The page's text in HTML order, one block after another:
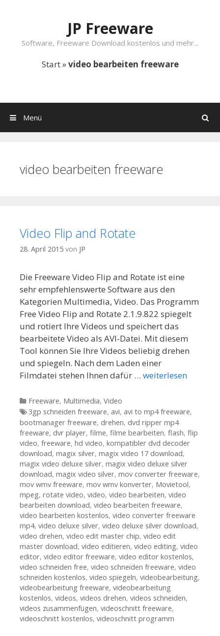
JP Freeware
Software, Freeware Download kostenlos und mehr...
Start»video bearbeiten freeware
Suchen
Menü
video bearbeiten freeware
Video Flip and Rotate
28. April 2015 von JP
Die Freeware Video Flip and Rotate ist eine
sehr empfehlenswerte Software aus den
Kategorien Multimedia, Video. Das Programm
Free Video Flip and Rotate 2.1.9.822 spiegelt
und rotiert Ihre Videos und speichert das
bearbeitete Video als AVI-Datei. Mit diesem
Tool können Sie Ihre Videos beliebig drehen
und spiegeln. Nach dem Laden einer
Filmdatei stehen Ihnen dafür … weiterlesen
Kategorien
Freeware, Multimedia, Video
Tags
3gp schneiden freeware, avi, avi to mp4 freeware,
bootmanager freeware, drehen, dvd ripper mp4
freeware, dvr player, filme, filme bearbeiten, flash, flip
video, freeware, hd video, kompatibler dvd decoder
download, magix silver, magix video 17 download,
magix video deluxe silver, magix video deluxe silver
download, magix video silver, mov converter freeware,
mov wmv freeware, mov wmv konverter, Movietool,
mpeg, rotate video, video, video bearbeiten, video
bearbeiten download, video bearbeiten freeware,
video bearbeiten kostenlos, video converter freeware
mp4, video deluxe silver, video deluxe silver download,
video drehen, video edit master chip, video edit
master download, video editieren, video editing, video
editor, video editor freeware, video editor kostenlos,
video schneiden free, video schneiden freeware, video
schneiden kostenlos, video spiegeln, videobearbeitung,
videobearbeitung freeware, videobearbeitung
kostenlos, videos, videos drehen, videos schneiden,
videos zusammenfügen, videoschnitt freeware,
videoschnitt kostenlos, videoschnitt programm